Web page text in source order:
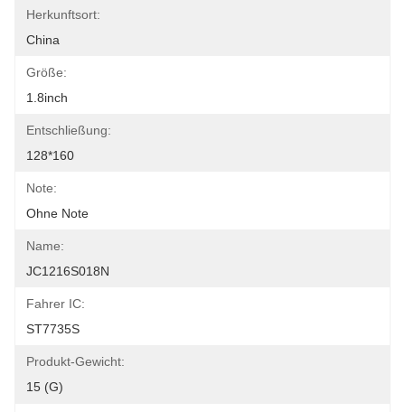
Herkunftsort:
China
Größe:
1.8inch
Entschließung:
128*160
Note:
Ohne Note
Name:
JC1216S018N
Fahrer IC:
ST7735S
Produkt-Gewicht:
15 (g)